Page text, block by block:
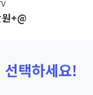
+@
선택하세요!